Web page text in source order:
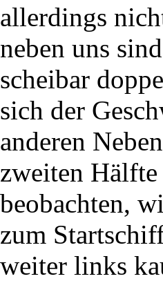
allerdings
neben uns
scheibar
sich der
anderen
zweiten
beobachten,
zum
weiter links